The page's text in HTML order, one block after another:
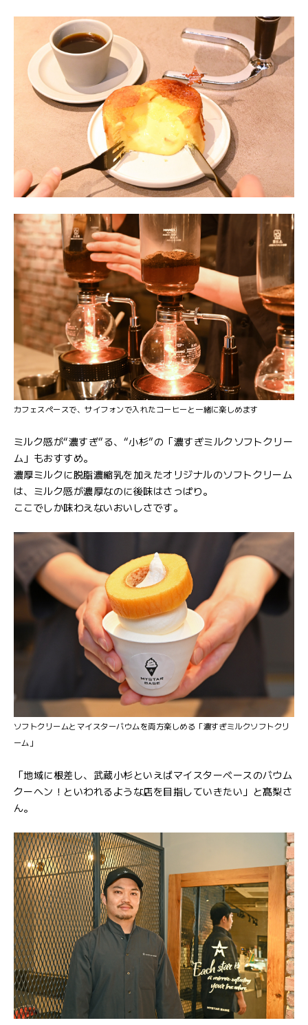
カフェスペースで、サイフォンで入れたコーヒーと一緒に楽しめます
ミルク感が“濃すぎ”る、“小杉”の「濃すぎミルクソフトクリー
ム」もおすすめ。
濃厚ミルクに脱脂濃縮乳を加えたオリジナルのソフトクリーム
は、ミルク感が濃厚なのに後味はさっぱり。
ここでしか味わえないおいしさです。
ソフトクリームとマイスターバウムを両方楽しめる「濃すぎミルクソフトクリ
ーム」
「地域に根差し、武蔵小杉といえばマイスターベースのバウム
クーヘン！といわれるような店を目指していきたい」と髙梨さ
ん。